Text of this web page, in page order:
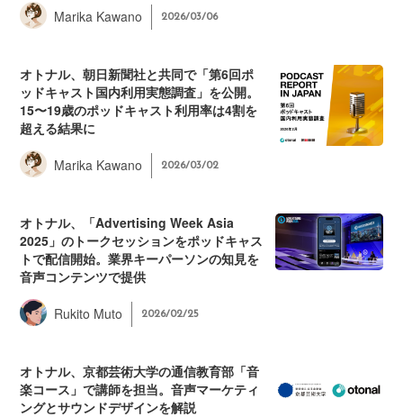
Marika Kawano 2026/03/06
オトナル、朝日新聞社と共同で「第6回ポ
ッドキャスト国内利用実態調査」を公開。
15〜19歳のポッドキャスト利用率は4割を
超える結果に
Marika Kawano 2026/03/02
オトナル、「Advertising Week Asia
2025」のトークセッションをポッドキャス
トで配信開始。業界キーパーソンの知見を
音声コンテンツで提供
Rukito Muto 2026/02/25
オトナル、京都芸術大学の通信教育部「音
楽コース」で講師を担当。音声マーケティ
ングとサウンドデザインを解説